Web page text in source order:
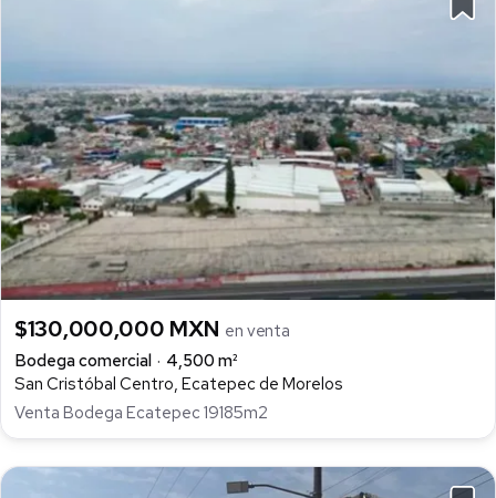
$130,000,000 MXN en venta
Bodega comercial
4,500 m²
San Cristóbal Centro, Ecatepec de Morelos
Venta Bodega Ecatepec 19185m2